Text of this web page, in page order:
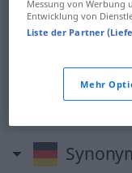
sich vor aller Welt
izićina magareći
čovjek
Messung von Werbung
Entwicklung von
Liste der Partner
Mehr